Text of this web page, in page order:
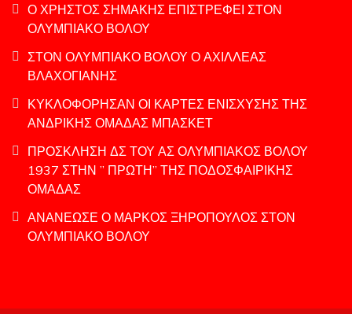
Ο ΧΡΗΣΤΟΣ ΣΗΜΑΚΗΣ ΕΠΙΣΤΡΕΦΕΙ ΣΤΟΝ
ΟΛΥΜΠΙΑΚΟ ΒΟΛΟΥ
ΣΤΟΝ ΟΛΥΜΠΙΑΚΟ ΒΟΛΟΥ Ο ΑΧΙΛΛΕΑΣ
ΒΛΑΧΟΓΙΑΝΗΣ
ΚΥΚΛΟΦΟΡΗΣΑΝ ΟΙ ΚΑΡΤΕΣ ΕΝΙΣΧΥΣΗΣ ΤΗΣ
ΑΝΔΡΙΚΗΣ ΟΜΑΔΑΣ ΜΠΑΣΚΕΤ
ΠΡΟΣΚΛΗΣΗ ΔΣ ΤΟΥ ΑΣ ΟΛΥΜΠΙΑΚΟΣ ΒΟΛΟΥ
1937 ΣΤΗΝ ” ΠΡΩΤΗ” ΤΗΣ ΠΟΔΟΣΦΑΙΡΙΚΗΣ
ΟΜΑΔΑΣ
ΑΝΑΝΕΩΣΕ Ο ΜΑΡΚΟΣ ΞΗΡΟΠΟΥΛΟΣ ΣΤΟΝ
ΟΛΥΜΠΙΑΚΟ ΒΟΛΟΥ